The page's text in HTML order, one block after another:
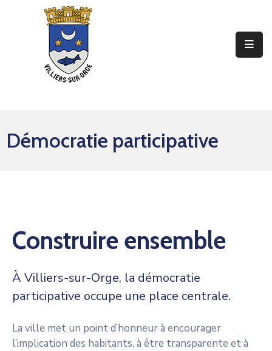
Mes
Démocratie participative
Construire ensemble
À Villiers-sur-Orge, la démocratie
participative occupe une place centrale.
La ville met un point d’honneur à encourager
l’implication des habitants, à être transparente et à